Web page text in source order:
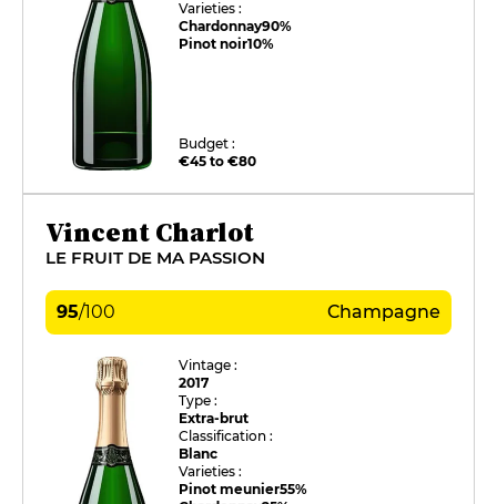
Varieties :
Chardonnay90%
Pinot noir10%
Budget :
€45 to €80
Vincent Charlot
LE FRUIT DE MA PASSION
95/100 Champagne
Vintage :
2017
Type :
Extra-brut
Classification :
Blanc
Varieties :
Pinot meunier55%